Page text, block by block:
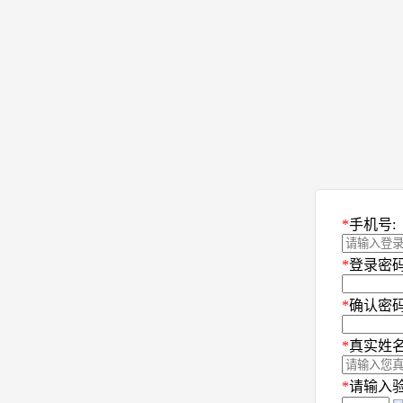
*手机号:
*登录密
*确认密
*真实姓
*请输入